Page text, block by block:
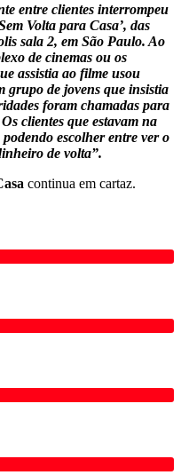
entre clientes interrompeu
Volta para Casa’, das
sala 2, em São Paulo. Ao
de cinemas ou os
assistia ao filme usou
grupo de jovens que insistia
foram chamadas para
clientes que estavam na
escolher entre ver o
de volta”.
continua em cartaz.